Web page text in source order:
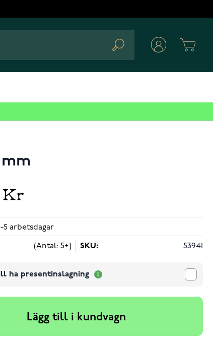
Search
Kr
5 arbetsdagar
(Antal: 5+) SKU: 53941
ha presentinslagning
Lägg till i kundvagn